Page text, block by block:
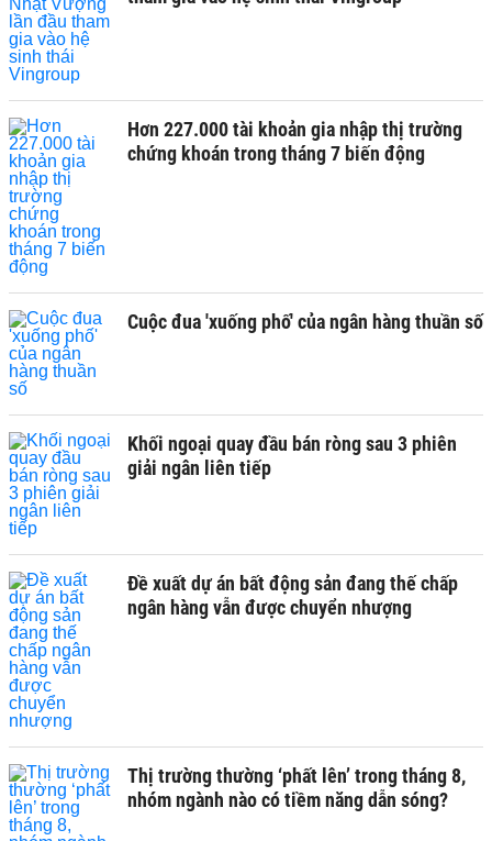
Hơn 227.000 tài khoản gia nhập thị trường
chứng khoán trong tháng 7 biến động
Cuộc đua 'xuống phố' của ngân hàng thuần số
Khối ngoại quay đầu bán ròng sau 3 phiên
giải ngân liên tiếp
Đề xuất dự án bất động sản đang thế chấp
ngân hàng vẫn được chuyển nhượng
Thị trường thường ‘phất lên’ trong tháng 8,
nhóm ngành nào có tiềm năng dẫn sóng?